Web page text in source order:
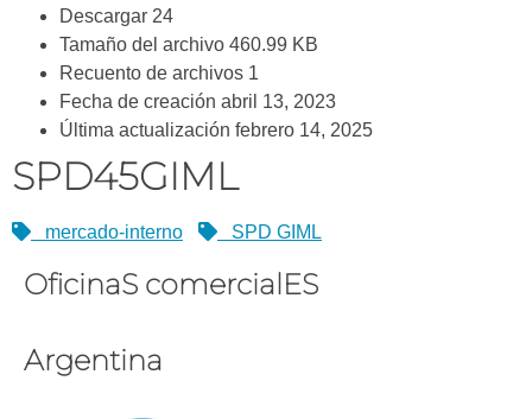
Descargar 24
Tamaño del archivo 460.99 KB
Recuento de archivos 1
Fecha de creación abril 13, 2023
Última actualización febrero 14, 2025
SPD45GIML
mercado-interno SPD GIML
OficinaS comercialES
Argentina